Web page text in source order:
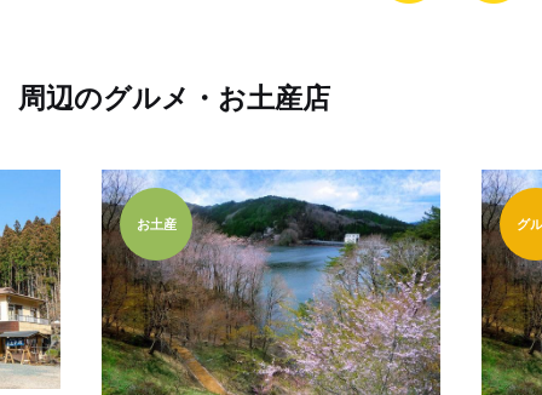
周辺のグルメ・お土産店
お土産 グ